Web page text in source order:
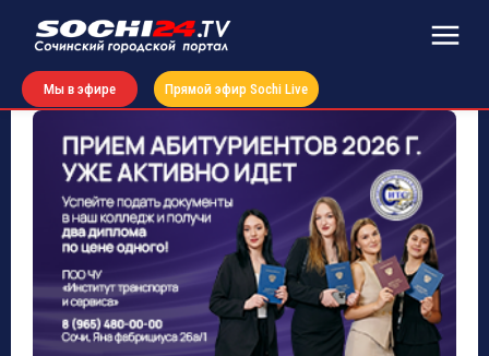
Мы в эфире Прямой эфир Sochi Live